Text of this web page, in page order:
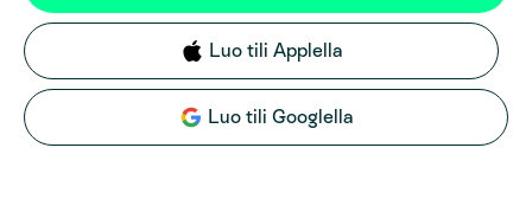
Luo tili Applella
Luo tili Googlella